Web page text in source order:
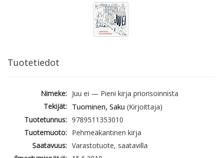
Tuotetiedot
Nimeke: Juu ei — Pieni kirja priorisoinnista
Tekijät: Tuominen, Saku (Kirjoittaja)
Tuotetunnus: 9789511353010
Tuotemuoto: Pehmeäkantinen kirja
Saatavuus: Varastotuote, saatavilla